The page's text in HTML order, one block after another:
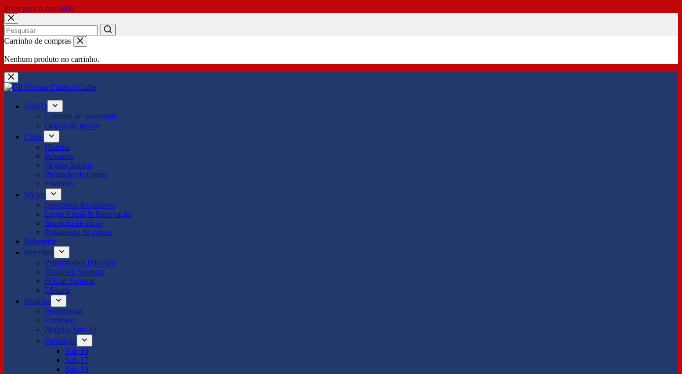
Pular para o conteúdo
No
Carrinho de compras
Nenhum produto no carrinho.
SDUQ
Contrato de Sociedade
Órgãos de gestão
Clube
História
Palmarés
Órgãos Sociais
Prestação de contas
Estatutos
Sócios
Descontos Exclusivos
Lugar Anual & Renovação
Inscrição de sócio
Pagamento de quotas
Bilheteira
Parceiros
Patrocinador Principal
Technical Sponsor
Oficial Sponsor
ESports
Notícias
Profissional
Feminino
Notícias Sub-23
Formação
Sub-15
Sub-17
Sub-19